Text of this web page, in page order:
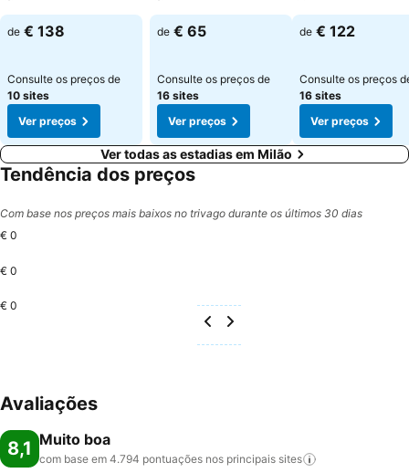
de € 138
Consulte os preços de
10 sites
Ver preços
de € 65
Consulte os preços de
16 sites
Ver preços
de € 122
Consulte os preços
16 sites
Ver preços
Ver todas as estadias em Milão
Tendência dos preços
Com base nos preços mais baixos no trivago durante os últimos 30 dias
€ 0
€ 0
€ 0
Avaliações
8,1 Muito boa
com base em 4.794 pontuações nos principais sites